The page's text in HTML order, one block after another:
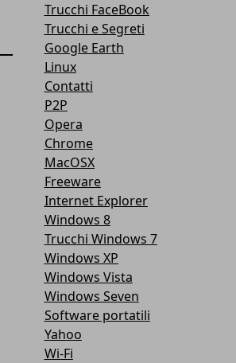
Trucchi FaceBook
Trucchi e Segreti
Google Earth
Linux
Contatti
P2P
Opera
Chrome
MacOSX
Freeware
Internet Explorer
Windows 8
Trucchi Windows 7
Windows XP
Windows Vista
Windows Seven
Software portatili
Yahoo
Wi-Fi